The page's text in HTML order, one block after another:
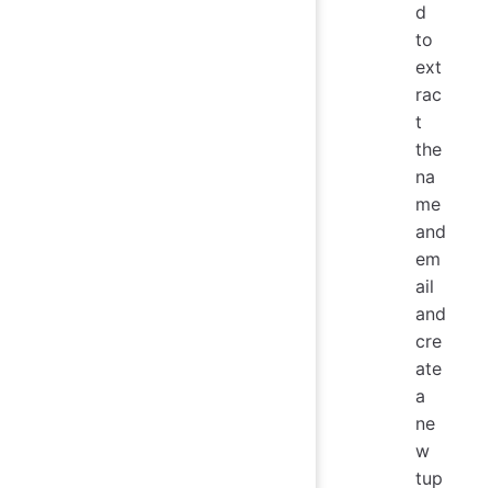
d
to
ext
rac
t
the
na
me
and
em
ail
and
cre
ate
a
ne
w
tup